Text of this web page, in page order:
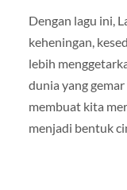
Dengan lagu ini,
keheningan,
lebih
dunia yang
membuat kita
menjadi bentuk